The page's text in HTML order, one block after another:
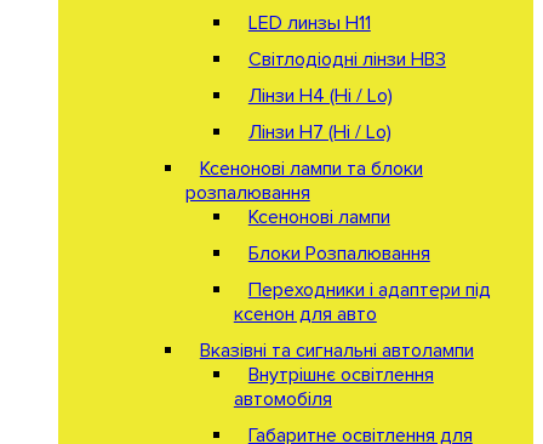
LED линзы H11
Світлодіодні лінзи HB3
Лінзи Н4 (Hi / Lo)
Лінзи Н7 (Hi / Lo)
Ксенонові лампи та блоки
розпалювання
Ксенонові лампи
Блоки Розпалювання
Переходники і адаптери під
ксенон для авто
Вказівні та сигнальні автолампи
Внутрішнє освітлення
автомобіля
Габаритне освітлення для